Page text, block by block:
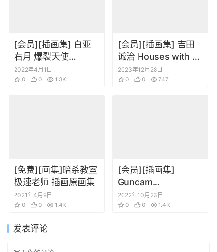
[会员][插画集] 白亚
右月 爆裂天使
Flamboyant 画集
2022年4月1日
0
0 1.3K
[会员][插画集] 吉田
诚治 Houses with a
Story
2023年12月28日
0
0 747
[免费][画集]暗杀教室
极速老师 插画原画集
2021年4月9日
0
0 1.4K
[会员][插画集]
Gundam
THUNDERBOLT 太田
垣康男 ARTWORKS
2022年10月23日
0
0 1.4K
发表评论